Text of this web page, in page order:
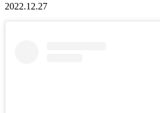
2022.12.27